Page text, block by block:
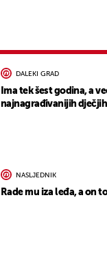
DALEKI GRAD
Ima tek šest godina, a
najnagrađivanijih
NASLJEDNIK
Rade mu iza leđa, a on